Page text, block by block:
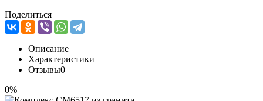
Поделиться
Описание
Характеристики
Отзывы0
0%